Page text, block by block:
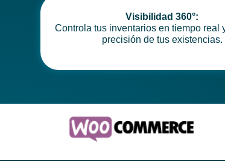
Visibilidad 360°:
Controla tus inventarios en tiempo real
precisión de tus existencias.